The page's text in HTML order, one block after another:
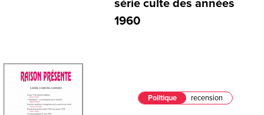
série culte des années
1960
Politique recension